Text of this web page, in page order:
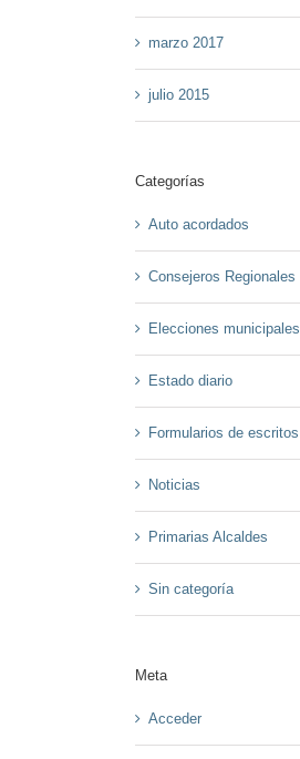
marzo 2017
julio 2015
Categorías
Auto acordados
Consejeros Regionales
Elecciones municipales
Estado diario
Formularios de escritos
Noticias
Primarias Alcaldes
Sin categoría
Meta
Acceder